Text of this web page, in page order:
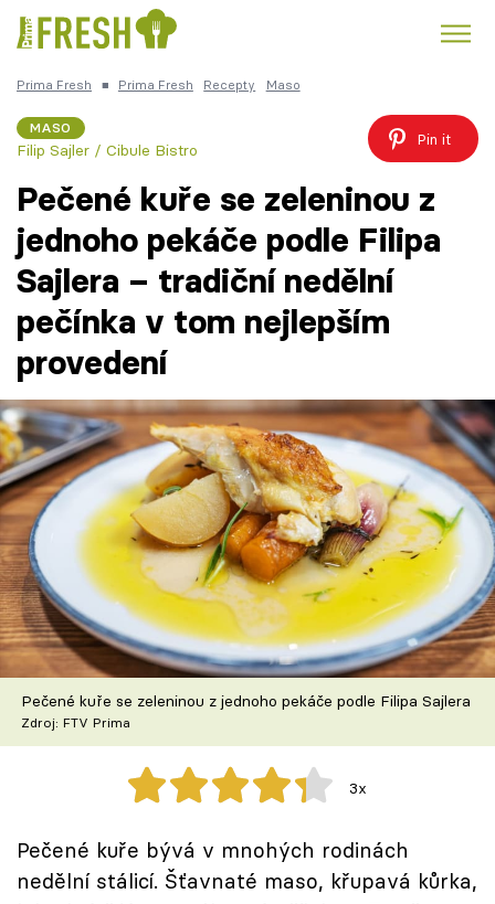
Česká kuchyně Čokoláda
Témata
Recepty
Články
TV Program
Škola vaření
Recepty z TV
Speciál: Cuketa
Těhotnej kuchař
Sledujte prima+
Přihlášení
Sledujte nás
Prima Fresh ■ Prima Fresh Recepty Maso
MASO
Filip Sajler / Cibule Bistro
Pin it
Pečené kuře se zeleninou z
jednoho pekáče podle Filipa
Sajlera – tradiční nedělní
pečínka v tom nejlepším
provedení
Pečené kuře se zeleninou z jednoho pekáče podle Filipa Sajlera
Zdroj: FTV Prima
3x
Pečené kuře bývá v mnohých rodinách
nedělní stálicí. Šťavnaté maso, křupavá kůrka,